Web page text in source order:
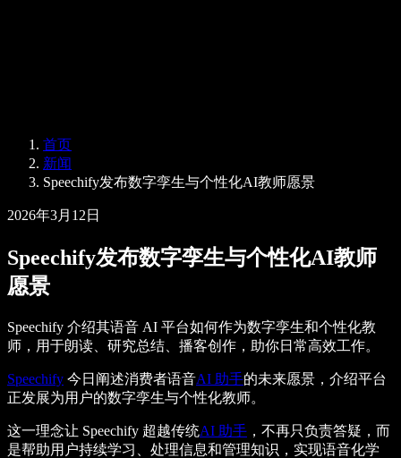
SIMBA 语音助手
Speechify 开发者服务
首页
新闻
Speechify发布数字孪生与个性化AI教师愿景
2026年3月12日
Speechify发布数字孪生与个性化AI教师
愿景
Speechify 介绍其语音 AI 平台如何作为数字孪生和个性化教
师，用于朗读、研究总结、播客创作，助你日常高效工作。
Speechify 今日阐述消费者语音AI 助手的未来愿景，介绍平台
正发展为用户的数字孪生与个性化教师。
这一理念让 Speechify 超越传统AI 助手 ，不再只负责答疑，而
是帮助用户持续学习、处理信息和管理知识，实现语音化学